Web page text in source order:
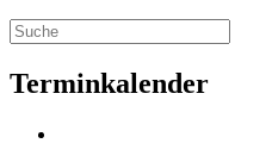
Terminkalender